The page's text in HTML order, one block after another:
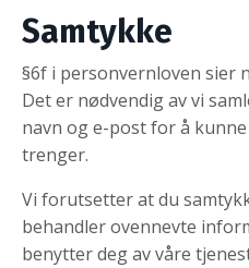
Samtykke
§6f i personvernloven sier
Det er nødvendig av vi
navn og e-post for å
trenger.
Vi forutsetter at du
behandler ovennevte
benytter deg av våre